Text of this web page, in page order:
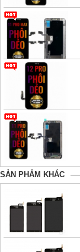
SẢN PHẢM KHÁC